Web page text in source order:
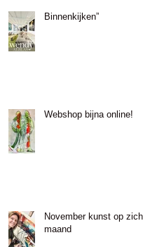
Binnenkijken”
Webshop bijna online!
November kunst op
maand